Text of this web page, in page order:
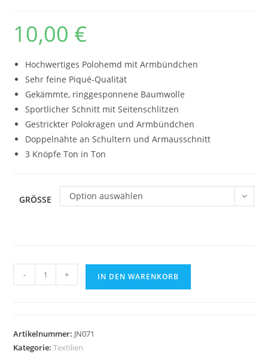
10,00 €
Hochwertiges Polohemd mit Armbündchen
Sehr feine Piqué-Qualität
Gekämmte, ringgesponnene Baumwolle
Sportlicher Schnitt mit Seitenschlitzen
Gestrickter Polokragen und Armbündchen
Doppelnähte an Schultern und Armausschnitt
3 Knöpfe Ton in Ton
GRÖSSE Option auswählen
Shirt
GRAU
HEATHER
- + IN DEN WARENKORB
Artikelnummer: JN071
Kategorie:Textilien